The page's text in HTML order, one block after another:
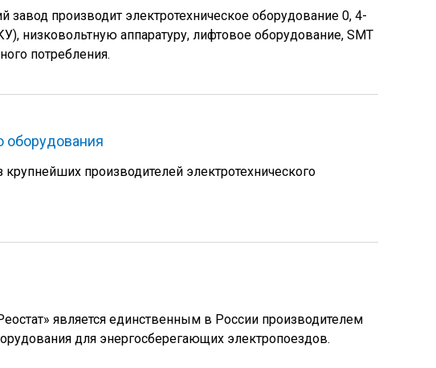
завод производит электротехническое оборудование 0, 4-
низковольтную аппаратуру, лифтовое оборудование, SMT
потребления.
оборудования
производителей электротехнического
является единственным в России производителем
для энергосберегающих электропоездов.